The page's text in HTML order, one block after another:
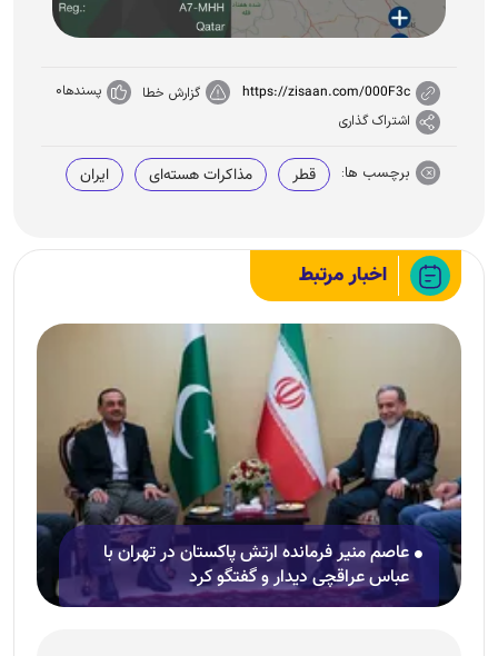
https://zisaan.com/000F3c گزارش خطا پسندها0
اشتراک گذاری
برچسب ها: قطر مذاکرات هسته‌ای ایران
اخبار مرتبط
عاصم منیر فرمانده ارتش پاکستان در تهران با
عباس عراقچی دیدار و گفتگو کرد